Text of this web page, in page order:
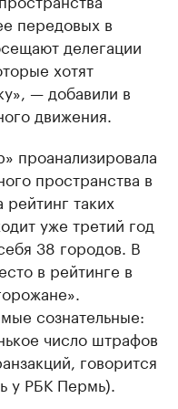
передовых в
делегации
хотят
— добавили в
движения.
проанализировала
пространства в
таких
уже третий год
38 городов. В
в рейтинге в
сознательные:
число штрафов
говорится
у РБК Пермь).